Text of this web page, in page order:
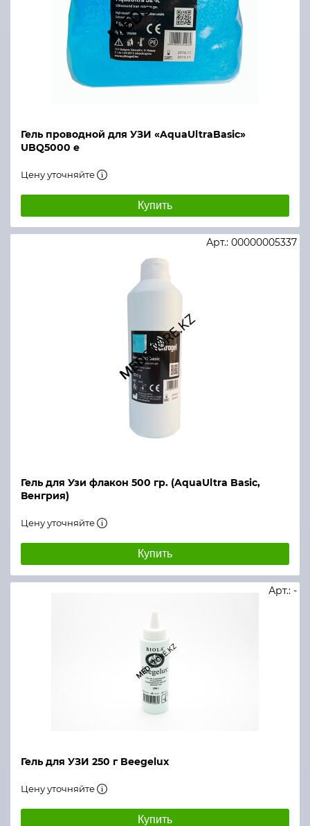
Гель проводной для УЗИ «AquaUltraBasic»
UBQ5000 e
Цену уточняйте
Купить
Гель для Узи флакон 500 гр. (AquaUltra Basic,
Венгрия)
Арт.: 00000005337
Цену уточняйте
Купить
Гель для УЗИ 250 г Beegelux
Арт.: -
Цену уточняйте
Купить